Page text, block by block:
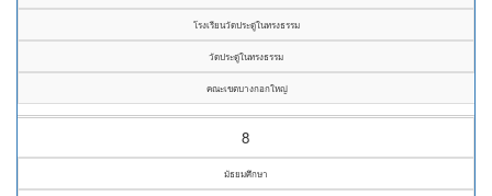
โรงเรียนวัดประดู่ในทรงธรรม
วัดประดู่ในทรงธรรม
คณะเขตบางกอกใหญ่
8
มัธยมศึกษา